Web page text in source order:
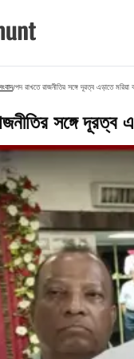
/পদ রাখতে রাজনীতির সঙ্গে দূরত্ব এড়াতে
সঙ্গে